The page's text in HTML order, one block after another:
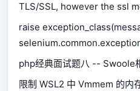
TLS/SSL, however the ssl
available.
raise
php经典面试题八 -- Swoole
限制 WSL2 中 Vmmem 的内